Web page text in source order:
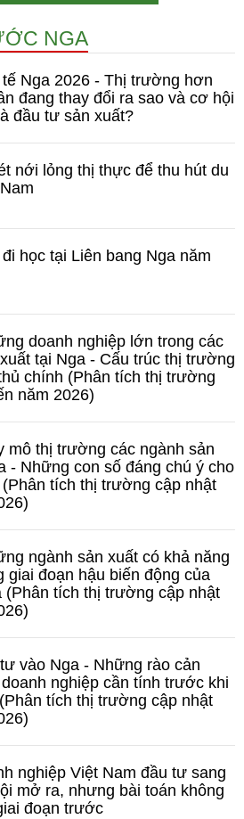
NGA
Nga 2026 - Thị trường hơn
đang thay đổi ra sao và cơ hội
đầu tư sản xuất?
nới lỏng thị thực để thu hút du
học tại Liên bang Nga năm
doanh nghiệp lớn trong các
tại Nga - Cấu trúc thị trường
chính (Phân tích thị trường
năm 2026)
mô thị trường các ngành sản
- Những con số đáng chú ý cho
tích thị trường cập nhật
ngành sản xuất có khả năng
giai đoạn hậu biến động của
(Phân tích thị trường cập nhật
vào Nga - Những rào cản
nghiệp cần tính trước khi
tích thị trường cập nhật
nghiệp Việt Nam đầu tư sang
mở ra, nhưng bài toán không
đoạn trước